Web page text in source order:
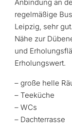
Anbindung an
regelmäßige
Leipzig, sehr
Nähe zur
und
Erholungswert.
– große helle
– Teeküche
– WCs
– Dachterrasse